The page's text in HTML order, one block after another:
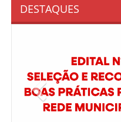
DESTAQUES
Previous